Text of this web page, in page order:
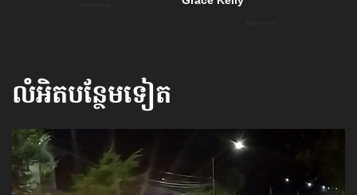
លំអិតបន្ថែមទៀត